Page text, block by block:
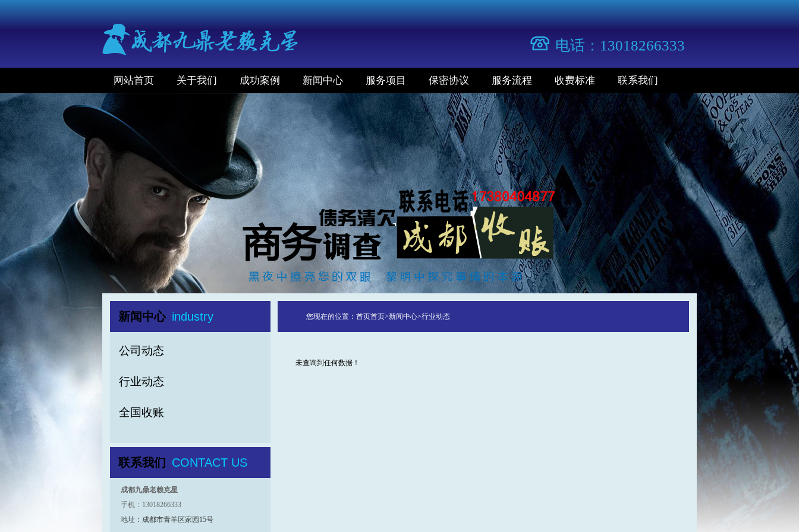
电话：13018266333
网站首页 关于我们 成功案例 新闻中心 服务项目 保密协议 服务流程 收费标准 联系我们
新闻中心 industry
公司动态
行业动态
全国收账
联系我们 CONTACT US
成都九鼎老赖克星
手机：13018266333
地址：成都市青羊区家园15号
您现在的位置：首页首页>新闻中心>行业动态
未查询到任何数据！